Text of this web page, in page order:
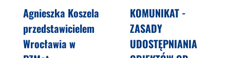
Agnieszka Koszela
przedstawicielem
Wrocławia w
KOMUNIKAT -
ZASADY
UDOSTĘPNIANIA